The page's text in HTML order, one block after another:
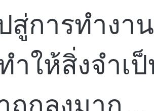
สู่การทำงา
ำให้สิ่งจำเ